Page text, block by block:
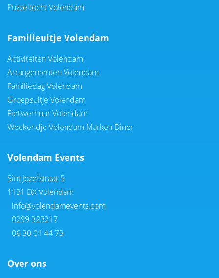
Puzzeltocht Volendam
Familieuitje Volendam
Activiteiten Volendam
Arrangementen Volendam
Familiedag Volendam
Groepsuitje Volendam
Fietsverhuur Volendam
Weekendje Volendam Marken Diner
Volendam Events
Sint Jozefstraat 5
1131 DX Volendam
info@volendamevents.com
0299 323217
06 30 01 44 73
Over ons